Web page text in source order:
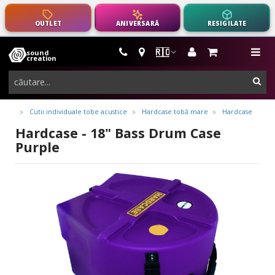
OUTLET ANIVERSARĂ RESIGILATE
🇷🇴
sound
creation
instrumente
muzicale,
echipamente
pro-
audio
Cutii individuale tobe acustice Hardcase tobă mare Hardcase
Hardcase - 18" Bass Drum Case
Purple